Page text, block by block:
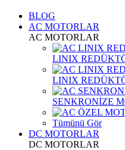
BLOG
AC MOTORLAR
AC MOTORLAR
LINIX
LINIX
SENKRONİZE
Tümünü Gör
DC MOTORLAR
DC MOTORLAR